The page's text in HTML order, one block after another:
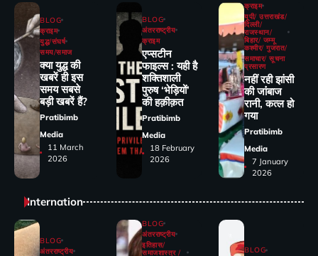
BLOG
क्राइम
युद्ध/संघर्ष
समय/समाज
क्या युद्ध की
खबरें ही इस
समय सबसे
बड़ी खबरें हैं?
Pratibimb
Media
11 March
2026
BLOG
अंतरराष्ट्रीय
क्राइम
एप्सटीन
फाइल्स : यही है
शक्तिशाली
पुरुष ‘भेड़ियों’
की हक़ीक़त
Pratibimb
Media
18 February
2026
क्राइम
यूपी/ उत्तराखंड/
दिल्ली/
राजस्थान/
बिहार/ जम्मू
कश्मीर/ गुजरात/
समाचार/ सूचना
प्रसारण
नहीं रही झांसी
की जांंबाज
रानी, कत्‍ल हो
गया
Pratibimb
Media
7 January
2026
Internation
BLOG
अंतरराष्ट्रीय
BLOG
अंतरराष्ट्रीय
इतिहास/
समाजशास्त्र /
BLOG